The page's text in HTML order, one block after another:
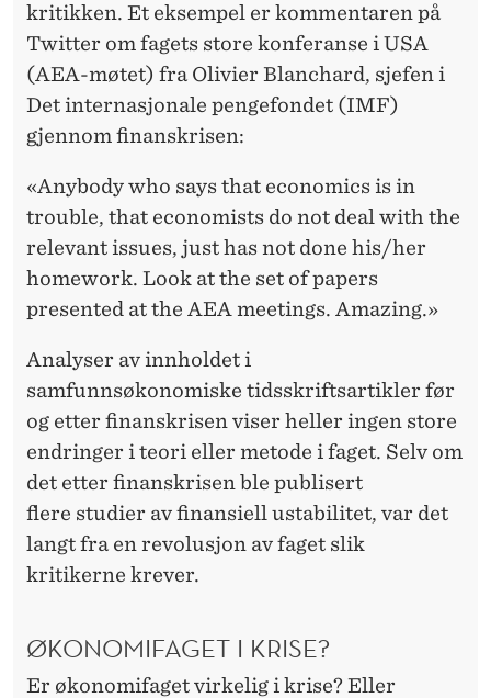
kritikken. Et eksempel er kommentaren på
Twitter om fagets store konferanse i USA
(AEA-møtet) fra Olivier Blanchard, sjefen i
Det internasjonale pengefondet (IMF)
gjennom finanskrisen:
«Anybody who says that economics is in
trouble, that economists do not deal with the
relevant issues, just has not done his/her
homework. Look at the set of papers
presented at the AEA meetings. Amazing.»
Analyser av innholdet i
samfunnsøkonomiske tidsskriftsartikler før
og etter finanskrisen viser heller ingen store
endringer i teori eller metode i faget. Selv om
det etter finanskrisen ble publisert
flere studier av finansiell ustabilitet, var det
langt fra en revolusjon av faget slik
kritikerne krever.
ØKONOMIFAGET I KRISE?
Er økonomifaget virkelig i krise? Eller